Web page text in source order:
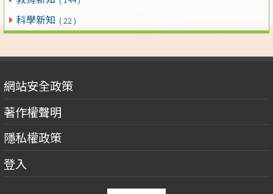
科學新知 ( 22 )
網站安全政策
著作權聲明
隱私權政策
登入